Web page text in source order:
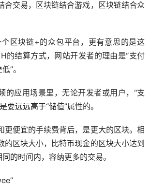
合交易，区块链结合游戏，区块链结合众
区块链+的众包平台，更有意思的是这
的结算方式，网站开发者的理由是“支付
”。
的应用场景里，无论开发者或用户，“支
要远远高于“储值”属性的。
更便宜的手续费背后，是更大的区块。相
的区块大小，比特币现金的区块大小达到
的时间内，容纳更多的交易。